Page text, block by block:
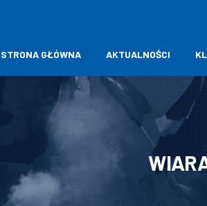
STRONA GŁÓWNA AKTUALNOŚCI